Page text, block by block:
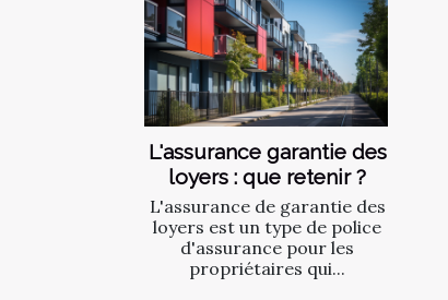
L'assurance garantie des
loyers : que retenir ?
L'assurance de garantie des
loyers est un type de police
d'assurance pour les
propriétaires qui...